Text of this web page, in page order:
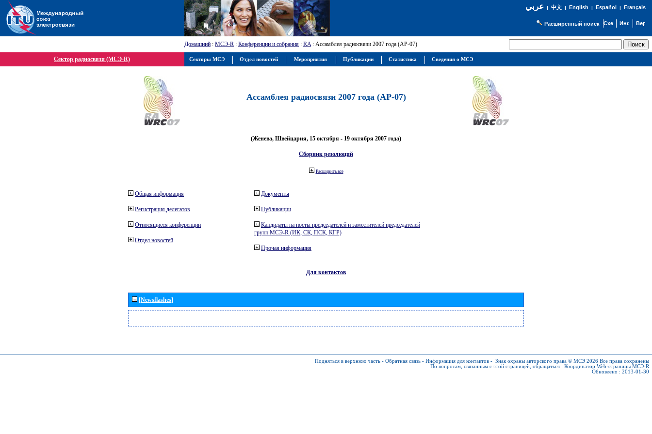
عربي| 中文| English | Español | Français
Расширенный поиск
Домашний : МСЭ-R : Конференции и собрания : RA: Ассамблея радиосвязи 2007 года (АР-07)
Сектор радиосвязи (МСЭ-R)
Ассамблея радиосвязи 2007 года (АР-07)
(Женева, Швейцария, 15 октября - 19 октября 2007 года)
Сборник резолюций
Расширить все
Общая информация
Регистрация делегатов
Относящиеся конференции
Отдел новостей
Документы
Публикации
Кандидаты на посты председателей и заместителей председателей
групп МСЭ-R (ИК, СК, ПСК, КГР)
Прочая информация
Для контактов
[Newsflashes]
Подняться в верхнюю часть - Обратная связь - Информация для контактов - Знак охраны авторского права © МСЭ 2026 Все права сохранены
По вопросам, связанным с этой страницей, обращаться : Координатор Web-страницы МСЭ-R
Обновлено : 2013-01-30
Секторы МСЭ Отдел новостей Мероприятия Публикации Статистика Сведения о МСЭ